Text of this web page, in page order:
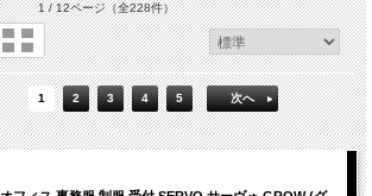
1 / 12ページ（全228件）
1 2 3 4 5 次へ